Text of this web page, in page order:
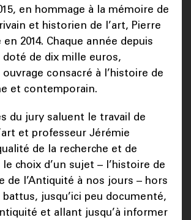
en hommage à la mémoire de
et historien de l’art, Pierre
en 2014. Chaque année depuis
doté de dix mille euros,
consacré à l’histoire de
et contemporain.
du jury saluent le travail de
et professeur Jérémie
de la recherche et de
le choix d’un sujet – l’histoire de
de l’Antiquité à nos jours – hors
jusqu’ici peu documenté,
et allant jusqu’à informer